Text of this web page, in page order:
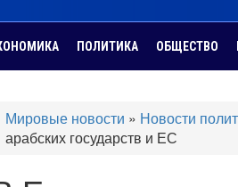
ПОЛИТИКА ОБЩЕСТВО
Мировые новости » Новости
арабских государств и ЕС